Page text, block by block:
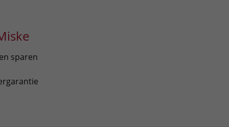
sparen